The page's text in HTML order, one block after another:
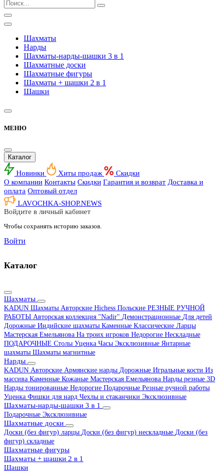
Шахматы
Нарды
Шахматы-нарды-шашки 3 в 1
Шахматные доски
Шахматные фигуры
Шахматы + шашки 2 в 1
Шашки
МЕНЮ
Каталог
Новинки Хиты продаж
Скидки
О компании Контакты Скидки Гарантия и возврат Доставка и
оплата Оптовый отдел
LAVOCHKA-SHOP.NEWS
Войдите в личный кабинет
Чтобы сохранять историю заказов.
Войти
Каталог
Шахматы
KADUN Шахматы Авторские Hichess Польские РЕЗНЫЕ РУЧНОЙ
РАБОТЫ Авторская коллекция "Nadir" Демонстрационные Для детей
Дорожные Индийские шахматы Каменные Классические Ларцы
Мастерская Емельянова На троих игроков Недорогие Нескладные
ПОДАРОЧНЫЕ Столы Уценка Часы Эксклюзивные Янтарные
шахматы Шахматы магнитные
Нарды
KADUN Авторские Армянские нарды Дорожные Игральные кости Из
массива Каменные Кожаные Мастерская Емельянова Нарды резные 3D
Нарды тонированные Недорогие Подарочные Резные ручной работы
Уценка Фишки для нард Чехлы и стаканчики Эксклюзивные
Шахматы-нарды-шашки 3 в 1
Подарочные Эксклюзивные
Шахматные доски
Доски (без фигур) ларцы Доски (без фигур) нескладные Доски (без
фигур) складные
Шахматные фигуры
Шахматы + шашки 2 в 1
Шашки